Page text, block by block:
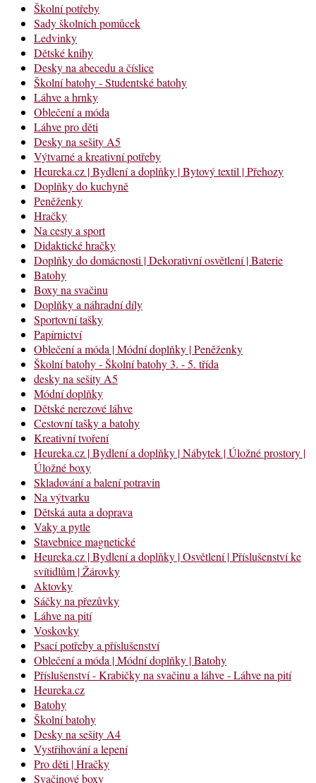
Školní potřeby
Sady školních pomůcek
Ledvinky
Dětské knihy
Desky na abecedu a číslice
Školní batohy - Studentské batohy
Láhve a hrnky
Oblečení a móda
Láhve pro děti
Desky na sešity A5
Výtvarné a kreativní potřeby
Heureka.cz | Bydlení a doplňky | Bytový textil | Přehozy
Doplňky do kuchyně
Peněženky
Hračky
Na cesty a sport
Didaktické hračky
Doplňky do domácnosti | Dekorativní osvětlení | Baterie
Batohy
Boxy na svačinu
Doplňky a náhradní díly
Sportovní tašky
Papírnictví
Oblečení a móda | Módní doplňky | Peněženky
Školní batohy - Školní batohy 3. - 5. třída
desky na sešity A5
Módní doplňky
Dětské nerezové láhve
Cestovní tašky a batohy
Kreativní tvoření
Heureka.cz | Bydlení a doplňky | Nábytek | Úložné prostory |
Úložné boxy
Skladování a balení potravin
Na výtvarku
Dětská auta a doprava
Vaky a pytle
Stavebnice magnetické
Heureka.cz | Bydlení a doplňky | Osvětlení | Příslušenství ke
svítidlům | Žárovky
Aktovky
Sáčky na přezůvky
Láhve na pití
Voskovky
Psací potřeby a příslušenství
Oblečení a móda | Módní doplňky | Batohy
Příslušenství - Krabičky na svačinu a láhve - Láhve na pití
Heureka.cz
Batohy
Školní batohy
Desky na sešity A4
Vystřihování a lepení
Pro děti | Hračky
Svačinové boxy